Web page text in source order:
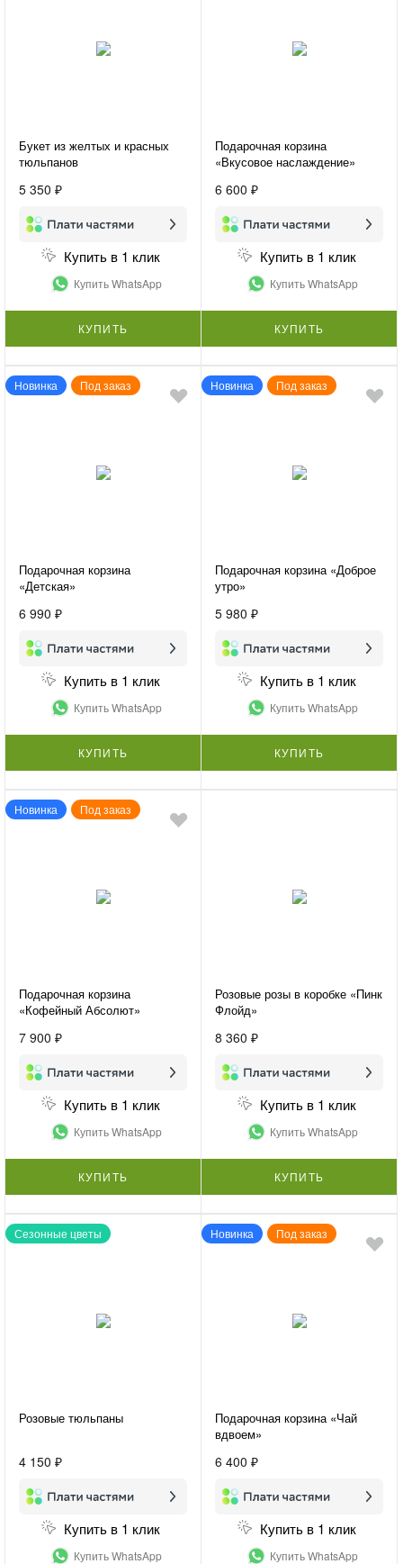
Букет из желтых и красных
тюльпанов
5 350 ₽
Купить в 1 клик
Купить WhatsApp
КУПИТЬ
Подарочная корзина
«Вкусовое наслаждение»
6 600 ₽
Купить в 1 клик
Купить WhatsApp
КУПИТЬ
Новинка Под заказ
Подарочная корзина
«Детская»
6 990 ₽
Купить в 1 клик
Купить WhatsApp
КУПИТЬ
Новинка Под заказ
Подарочная корзина «Доброе
утро»
5 980 ₽
Купить в 1 клик
Купить WhatsApp
КУПИТЬ
Новинка Под заказ
Подарочная корзина
«Кофейный Абсолют»
7 900 ₽
Купить в 1 клик
Купить WhatsApp
КУПИТЬ
Розовые розы в коробке «Пинк
Флойд»
8 360 ₽
Купить в 1 клик
Купить WhatsApp
КУПИТЬ
Сезонные цветы
Розовые тюльпаны
4 150 ₽
Купить в 1 клик
Купить WhatsApp
Новинка Под заказ
Подарочная корзина «Чай
вдвоем»
6 400 ₽
Купить в 1 клик
Купить WhatsApp